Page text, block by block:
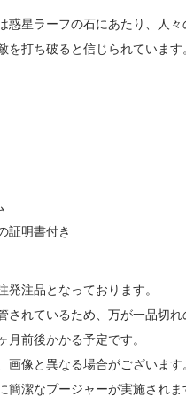
惑星ラーフの石にあたり、人
を打ち破ると信じられていま
証明書付き
注品となっております。
されているため、万が一品切
月前後かかる予定です。
画像と異なる場合がございます
簡潔なプージャーが実施され